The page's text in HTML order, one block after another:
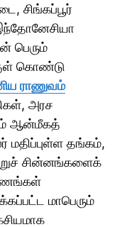
சிங்கப்பூர்
பெரும்
கொண்டு
ராணுவம்
அரச
ஆன்மீகத்
மதிப்புள்ள தங்கம்,
சின்னங்களைக்
மாபெரும்